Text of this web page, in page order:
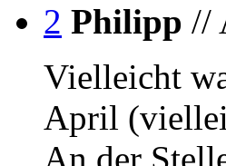
2 Philipp //
Vielleicht
April